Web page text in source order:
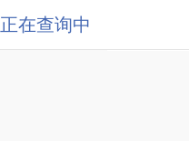
正在查询中